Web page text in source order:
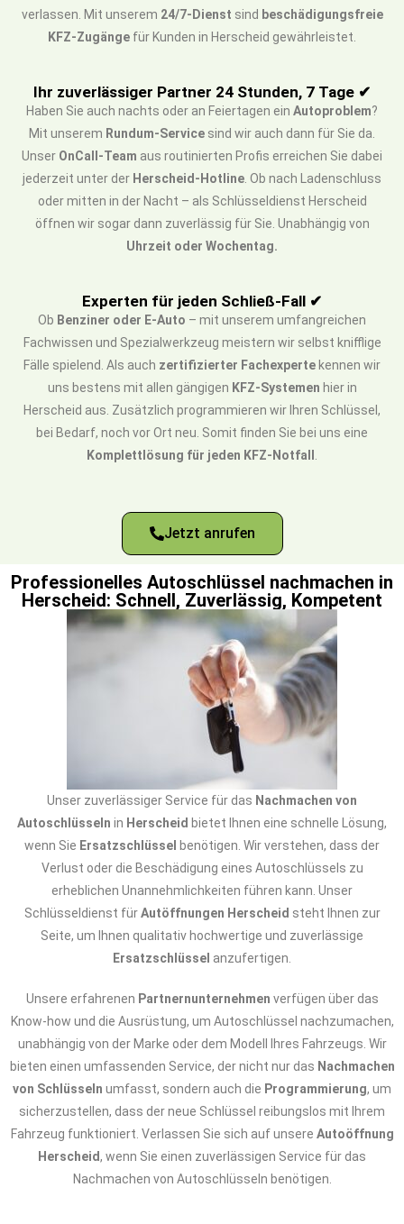
verlassen. Mit unserem 24/7-Dienst sind beschädigungsfreie
KFZ-Zugänge für Kunden in Herscheid gewährleistet.
Ihr zuverlässiger Partner 24 Stunden, 7 Tage ✔
Haben Sie auch nachts oder an Feiertagen ein Autoproblem?
Mit unserem Rundum-Service sind wir auch dann für Sie da.
Unser OnCall-Team aus routinierten Profis erreichen Sie dabei
jederzeit unter der Herscheid-Hotline . Ob nach Ladenschluss
oder mitten in der Nacht – als Schlüsseldienst Herscheid
öffnen wir sogar dann zuverlässig für Sie. Unabhängig von
Uhrzeit oder Wochentag.
Experten für jeden Schließ-Fall ✔
Ob Benziner oder E-Auto – mit unserem umfangreichen
Fachwissen und Spezialwerkzeug meistern wir selbst knifflige
Fälle spielend. Als auch zertifizierter Fachexperte kennen wir
uns bestens mit allen gängigen KFZ-Systemen hier in
Herscheid aus. Zusätzlich programmieren wir Ihren Schlüssel,
bei Bedarf, noch vor Ort neu. Somit finden Sie bei uns eine
Komplettlösung für jeden KFZ-Notfall
Jetzt anrufen
Professionelles Autoschlüssel nachmachen in
Herscheid: Schnell, Zuverlässig, Kompetent
Unser zuverlässiger Service für das Nachmachen von
Autoschlüsseln in Herscheid bietet Ihnen eine schnelle Lösung,
wenn Sie Ersatzschlüssel benötigen. Wir verstehen, dass der
Verlust oder die Beschädigung eines Autoschlüssels zu
erheblichen Unannehmlichkeiten führen kann. Unser
Schlüsseldienst fürAutöffnungen Herscheid steht Ihnen zur
Seite, um Ihnen qualitativ hochwertige und zuverlässige
Ersatzschlüssel anzufertigen.
Unsere erfahrenen Partnernunternehmen verfügen über das
Know-how und die Ausrüstung, um Autoschlüssel nachzumachen,
unabhängig von der Marke oder dem Modell Ihres Fahrzeugs. Wir
bieten einen umfassenden Service, der nicht nur das Nachmachen
von Schlüsseln umfasst, sondern auch die Programmierung, um
sicherzustellen, dass der neue Schlüssel reibungslos mit Ihrem
Fahrzeug funktioniert. Verlassen Sie sich auf unsere Autoöffnung
Herscheid, wenn Sie einen zuverlässigen Service für das
Nachmachen von Autoschlüsseln benötigen.